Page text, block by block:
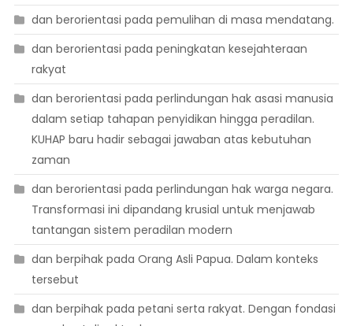
dan berorientasi pada pemulihan di masa mendatang.
dan berorientasi pada peningkatan kesejahteraan
rakyat
dan berorientasi pada perlindungan hak asasi manusia
dalam setiap tahapan penyidikan hingga peradilan.
KUHAP baru hadir sebagai jawaban atas kebutuhan
zaman
dan berorientasi pada perlindungan hak warga negara.
Transformasi ini dipandang krusial untuk menjawab
tantangan sistem peradilan modern
dan berpihak pada Orang Asli Papua. Dalam konteks
tersebut
dan berpihak pada petani serta rakyat. Dengan fondasi